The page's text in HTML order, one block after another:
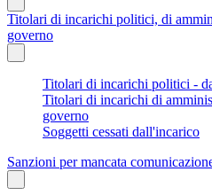
Titolari di incarichi politici, di
governo
Titolari di incarichi politici -
Titolari di incarichi di
governo
Soggetti cessati dall'incarico
Sanzioni per mancata